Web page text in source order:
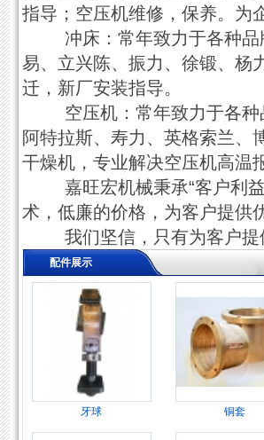
指导；空压机维修，保养。为
冲床：常年致力于各种品
易、立兴陈、振力、徐锻、杨
迁，新厂安装指导。
空压机：常年致力于各种
阿特拉斯、寿力、英格索兰、
干燥机，专业解决空压机高温
嘉旺宏机械秉承“客户利益
术，低廉的价格，为客户提供
我们坚信，只有为客户提
配件展示
牙球 铜套